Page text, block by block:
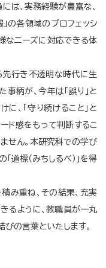
は、実務経験が豊富な、
報」の各領域のプロフェッシ
なニーズに対応できる体
先行き不透明な時代に生
事柄が、今年は「誤り」と
、「守り続けること」と
ド感をもって判断するこ
せん。本研究科での学び
道標（みちしるべ）」を得
積み重ね、その結果、充実
きるように、教職員が一丸
びの言葉といたします。